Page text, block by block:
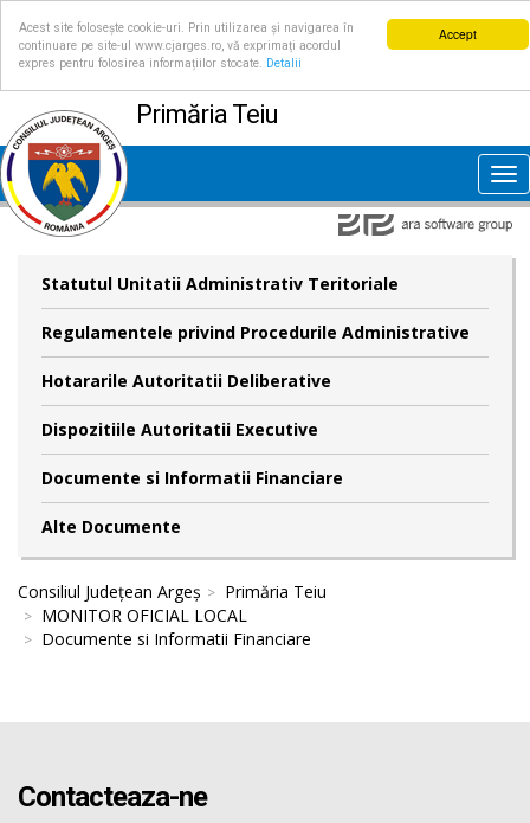
Accept
Acest site folosește cookie-uri. Prin utilizarea și navigarea în
continuare pe site-ul www.cjarges.ro, vă exprimați acordul
expres pentru folosirea informațiilor stocate.
Detalii
Primăria Teiu
Statutul Unitatii Administrativ Teritoriale
Regulamentele privind Procedurile Administrative
Hotararile Autoritatii Deliberative
Dispozitiile Autoritatii Executive
Documente si Informatii Financiare
Alte Documente
Consiliul Județean Argeș
Primăria Teiu
MONITOR OFICIAL LOCAL
Documente si Informatii Financiare
Contacteaza-ne